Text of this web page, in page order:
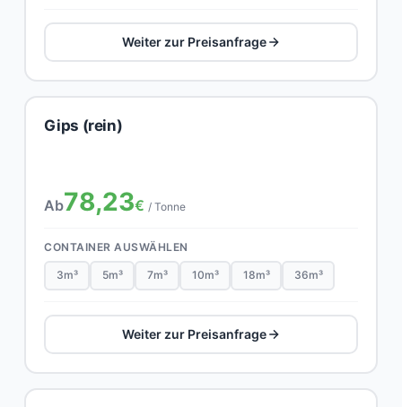
Weiter zur Preisanfrage
Gips (rein)
Ab78,23€ / Tonne
CONTAINER AUSWÄHLEN
3m³ 5m³ 7m³ 10m³ 18m³ 36m³
Weiter zur Preisanfrage